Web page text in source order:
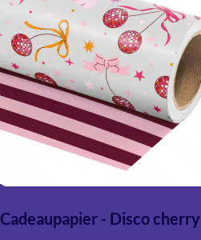
Cadeaupapier - Disco cherry